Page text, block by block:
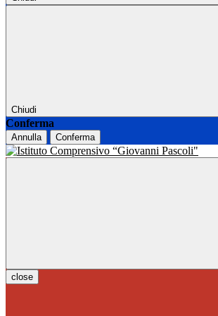
Chiudi
Conferma
Annulla Conferma
close